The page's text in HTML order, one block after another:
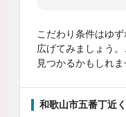
こだわり条件はゆ
広げてみましょう
見つかるかもしれま
和歌山市五番丁近